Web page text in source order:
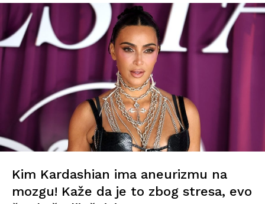
Kim Kardashian ima aneurizmu na
mozgu! Kaže da je to zbog stresa, evo